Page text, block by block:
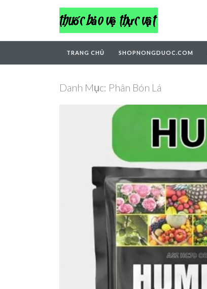
TRANG CHỦ SHOPNONGDUOC.COM
Danh Mục: Phân Bón Lá